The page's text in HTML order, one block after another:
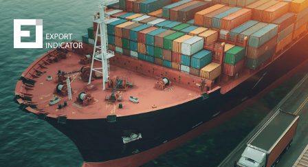
Zamów raport
Decydując się na zakup raportu, kupujesz z jednej
stronybezpieczeństwo
z drugiej zwiększasz swoje
szanse na sukces.